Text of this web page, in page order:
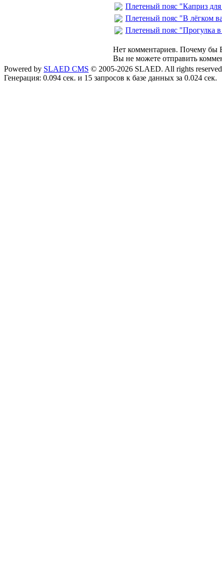
Плетеный пояс "Каприз
Плетеный пояс "В лёгком
Плетеный пояс "Прогулка
Нет комментариев. Почему бы
Вы не можете отправить
Powered by SLAED CMS © 2005-2026 SLAED. All rights
Генерация: 0.094 сек. и 15 запросов к базе данных за 0.024 сек.